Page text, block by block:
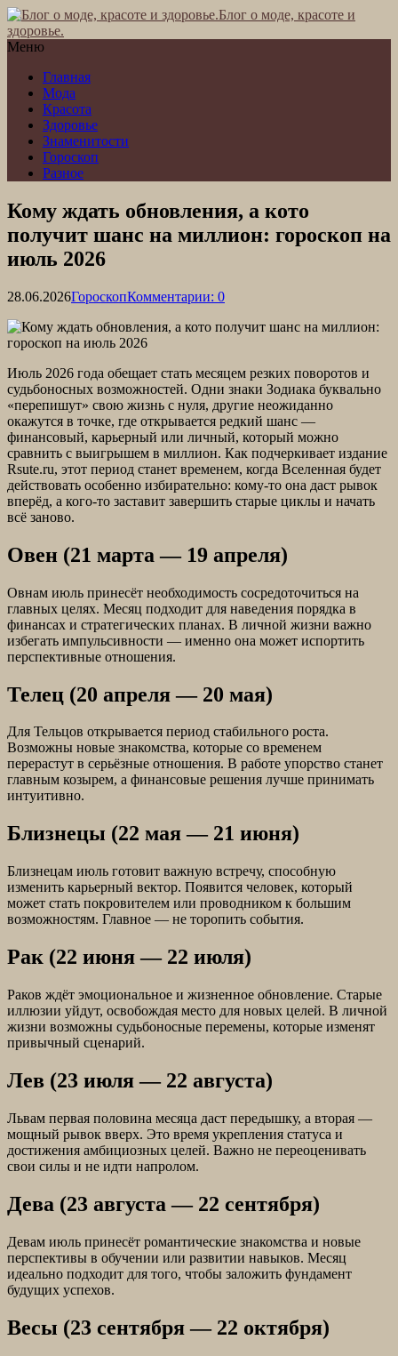
Блог о моде, красоте и
здоровье.
Меню
Главная
Мода
Красота
Здоровье
Знаменитости
Гороскоп
Разное
Кому ждать обновления, а кото
получит шанс на миллион: гороскоп на
июль 2026
28.06.2026ГороскопКомментарии: 0
Июль 2026 года обещает стать месяцем резких поворотов и
судьбоносных возможностей. Одни знаки Зодиака буквально
«перепишут» свою жизнь с нуля, другие неожиданно
окажутся в точке, где открывается редкий шанс —
финансовый, карьерный или личный, который можно
сравнить с выигрышем в миллион. Как подчеркивает издание
Rsute.ru, этот период станет временем, когда Вселенная будет
действовать особенно избирательно: кому-то она даст рывок
вперёд, а кого-то заставит завершить старые циклы и начать
всё заново.
Овен (21 марта — 19 апреля)
Овнам июль принесёт необходимость сосредоточиться на
главных целях. Месяц подходит для наведения порядка в
финансах и стратегических планах. В личной жизни важно
избегать импульсивности — именно она может испортить
перспективные отношения.
Телец (20 апреля — 20 мая)
Для Тельцов открывается период стабильного роста.
Возможны новые знакомства, которые со временем
перерастут в серьёзные отношения. В работе упорство станет
главным козырем, а финансовые решения лучше принимать
интуитивно.
Близнецы (22 мая — 21 июня)
Близнецам июль готовит важную встречу, способную
изменить карьерный вектор. Появится человек, который
может стать покровителем или проводником к большим
возможностям. Главное — не торопить события.
Рак (22 июня — 22 июля)
Раков ждёт эмоциональное и жизненное обновление. Старые
иллюзии уйдут, освобождая место для новых целей. В личной
жизни возможны судьбоносные перемены, которые изменят
привычный сценарий.
Лев (23 июля — 22 августа)
Львам первая половина месяца даст передышку, а вторая —
мощный рывок вверх. Это время укрепления статуса и
достижения амбициозных целей. Важно не переоценивать
свои силы и не идти напролом.
Дева (23 августа — 22 сентября)
Девам июль принесёт романтические знакомства и новые
перспективы в обучении или развитии навыков. Месяц
идеально подходит для того, чтобы заложить фундамент
будущих успехов.
Весы (23 сентября — 22 октября)